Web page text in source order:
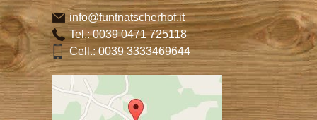
info@funtnatscherhof.it
Tel.:0039 0471 725118
Cell.:0039 3333469644